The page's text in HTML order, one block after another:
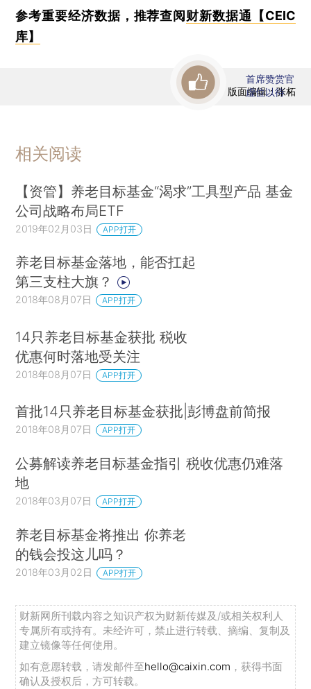
参考重要经济数据，推荐查阅 财新数据通【CEIC
库】
版面编辑：张柘
首席赞赏官
虚位以待
相关阅读
【资管】养老目标基金“渴求”工具型产品 基金
公司战略布局ETF
2019年02月03日 APP打开
养老目标基金落地，能否扛起
第三支柱大旗？
2018年08月07日 APP打开
14只养老目标基金获批 税收
优惠何时落地受关注
2018年08月07日 APP打开
首批14只养老目标基金获批|彭博盘前简报
2018年08月07日 APP打开
公募解读养老目标基金指引 税收优惠仍难落
地
2018年03月07日 APP打开
养老目标基金将推出 你养老
的钱会投这儿吗？
2018年03月02日 APP打开
财新网所刊载内容之知识产权为财新传媒及/或相关权利人
专属所有或持有。未经许可，禁止进行转载、摘编、复制及
建立镜像等任何使用。
如有意愿转载，请发邮件至hello@caixin.com ，获得书面
确认及授权后，方可转载。